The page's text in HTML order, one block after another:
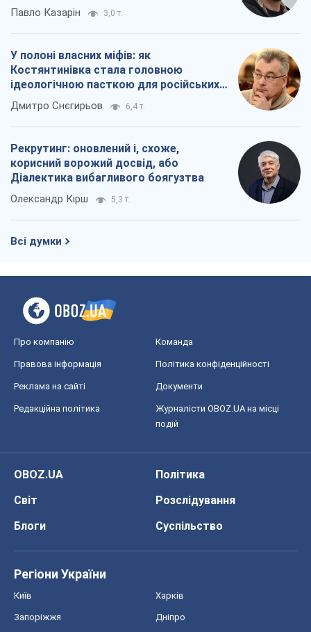
Павло Казарін 3,0 т.
У полоні власних міфів: як
Костянтинівка стала головною
ідеологічною пасткою для російських
окупантів
Дмитро Снєгирьов 6,4 т.
Рекрутинг: оновлений і, схоже,
корисний ворожий досвід, або
Діалектика вибагливого боягузтва
Олександр Кірш 5,3 т.
Всі думки
Про компанію Команда
Правова інформація Політика конфіденційності
Реклама на сайті Документи
Редакційна політика
Журналісти OBOZ.UA на місці
подій
OBOZ.UA
Політика
Світ
Розслідування
Блоги
Суспільство
Регіони України
Київ Харків
Запоріжжя Дніпро